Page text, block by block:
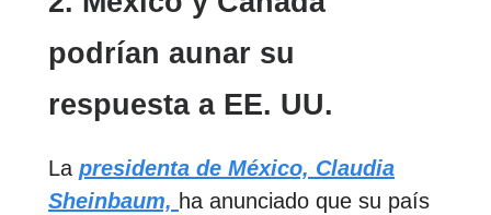
podrían aunar su
respuesta a EE. UU.
La presidenta de México, Claudia
Sheinbaum, ha anunciado que su país